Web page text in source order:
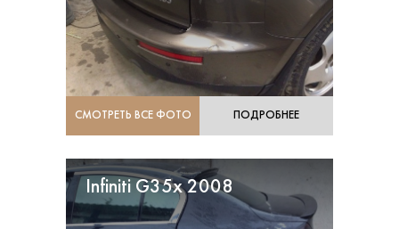
СМОТРЕТЬ ВСЕ ФОТО ПОДРОБНЕЕ
Infiniti G35x 2008